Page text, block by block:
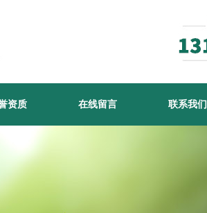
资质 在线留言 联系我们